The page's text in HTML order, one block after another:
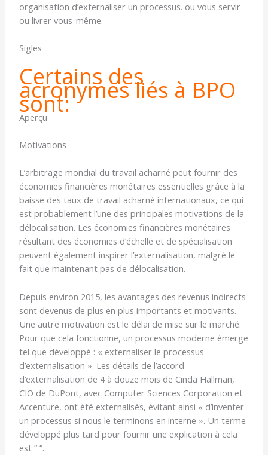
organisation d’externaliser un processus. ou vous servir
ou livrer vous-même.
Sigles
Certains des
acronymes liés à BPO
sont:
Aperçu
Motivations
L’arbitrage mondial du travail acharné peut fournir des
économies financières monétaires essentielles grâce à la
baisse des taux de travail acharné internationaux, ce qui
est probablement l’une des principales motivations de la
délocalisation. Les économies financières monétaires
résultant des économies d’échelle et de spécialisation
peuvent également inspirer l’externalisation, malgré le
fait que maintenant pas de délocalisation.
Depuis environ 2015, les avantages des revenus indirects
sont devenus de plus en plus importants et motivants.
Une autre motivation est le délai de mise sur le marché.
Pour que cela fonctionne, un processus moderne émerge
tel que développé : « externaliser le processus
d’externalisation ». Les détails de l’accord
d’externalisation de 4 à douze mois de Cinda Hallman,
CIO de DuPont, avec Computer Sciences Corporation et
Accenture, ont été externalisés, évitant ainsi « d’inventer
un processus si nous le terminons en interne ». Un terme
développé plus tard pour fournir une explication à cela
est ” ”.